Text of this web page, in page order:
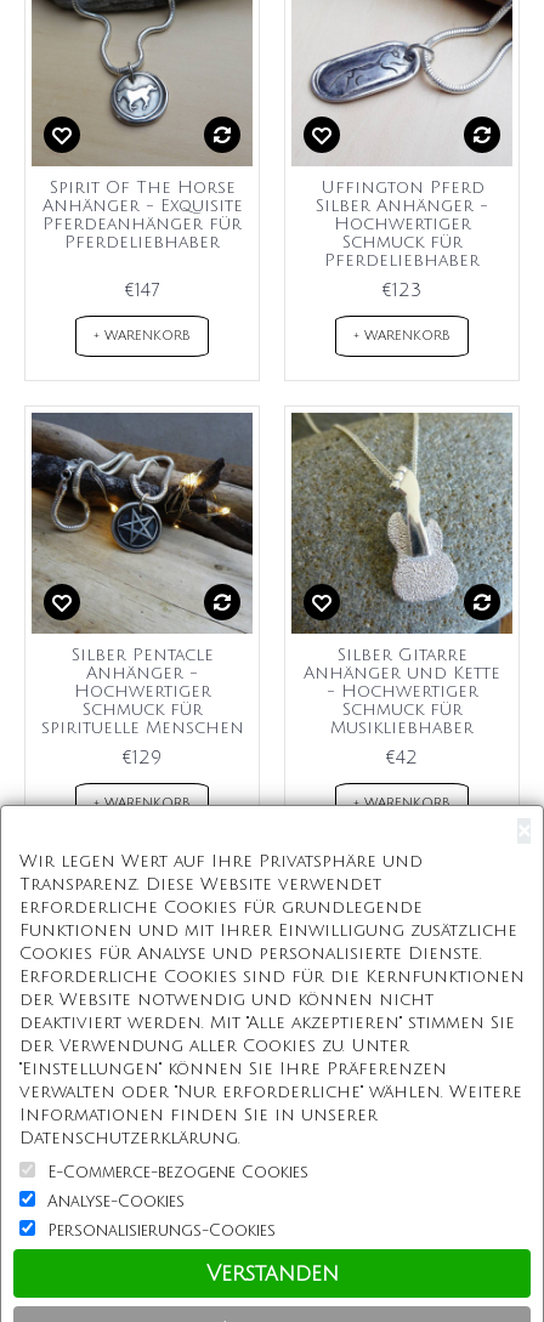
Spirit Of The Horse
Anhänger - Exquisite
Pferdeanhänger für
Pferdeliebhaber
€147
+ WARENKORB
Uffington Pferd
Silber Anhänger -
Hochwertiger
Schmuck für
Pferdeliebhaber
€123
+ WARENKORB
Silber Pentacle
Anhänger -
Hochwertiger
Schmuck für
spirituelle Menschen
€129
+ WARENKORB
Silber Gitarre
Anhänger und Kette
- Hochwertiger
Schmuck für
Musikliebhaber
€42
+ WARENKORB
Kostenloser Versand
Kostenlose Geschenkbox
Kostenlose Gravur
Unbegrenzte Redesign
Unsere Mission
Information
Kundenservice
Wir legen Wert auf Ihre Privatsphäre und
Transparenz. Diese Website verwendet
erforderliche Cookies für grundlegende
Funktionen und mit Ihrer Einwilligung zusätzliche
Cookies für Analyse und personalisierte Dienste.
Erforderliche Cookies sind für die Kernfunktionen
der Website notwendig und können nicht
deaktiviert werden. Mit "Alle akzeptieren" stimmen Sie
der Verwendung aller Cookies zu. Unter
"Einstellungen" können Sie Ihre Präferenzen
verwalten oder "Nur erforderliche" wählen. Weitere
Informationen finden Sie in unserer
Datenschutzerklärung.
E-Commerce-bezogene Cookies
Analyse-Cookies
Personalisierungs-Cookies
Verstanden